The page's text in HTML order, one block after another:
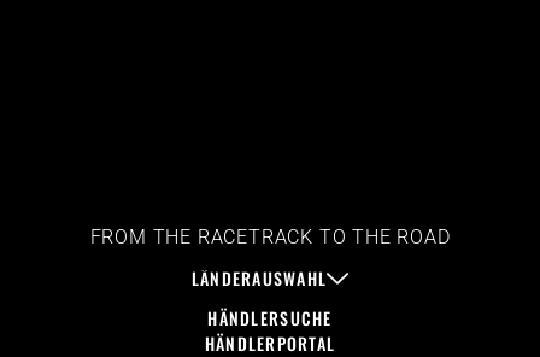
FROM THE RACETRACK TO THE ROAD
LÄNDERAUSWAHL
HÄNDLERSUCHE
HÄNDLERPORTAL